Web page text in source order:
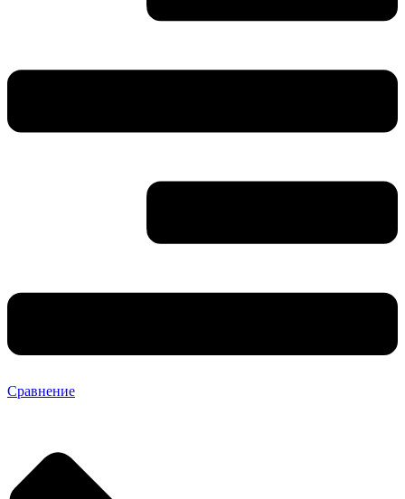
Сравнение